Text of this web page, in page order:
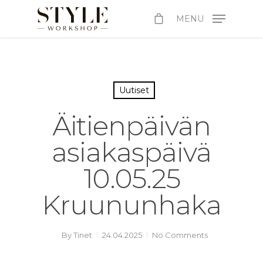
MENU
Uutiset
Äitienpäivän
asiakaspäivä
10.05.25
Kruununhaka
ByTinet 24.04.2025 No Comments